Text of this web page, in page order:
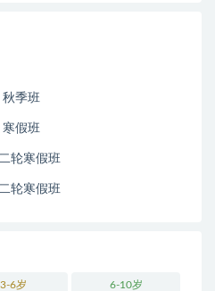
季班
假班
轮寒假班
轮寒假班
3-6岁 6-10岁